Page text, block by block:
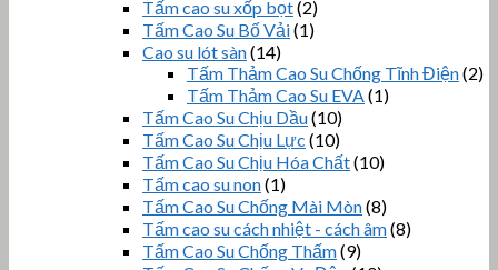
Tấm cao su xốp bọt(2)
Tấm Cao Su Bố Vải(1)
Cao su lót sàn(14)
Tấm Thảm Cao Su Chống Tĩnh Điện(2)
Tấm Thảm Cao Su EVA(1)
Tấm Cao Su Chịu Dầu(10)
Tấm Cao Su Chịu Lực (10)
Tấm Cao Su Chịu Hóa Chất(10)
Tấm cao su non(1)
Tấm Cao Su Chống Mài Mòn(8)
Tấm cao su cách nhiệt - cách âm(8)
Tấm Cao Su Chống Thấm(9)